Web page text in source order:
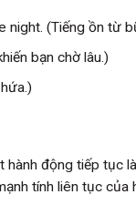
night. (Tiếng ồn từ
bạn chờ lâu.)
động tiếp tục
tính liên tục